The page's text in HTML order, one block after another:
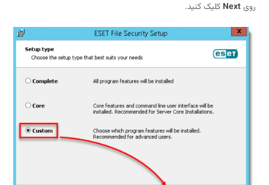
کلیک کنید.